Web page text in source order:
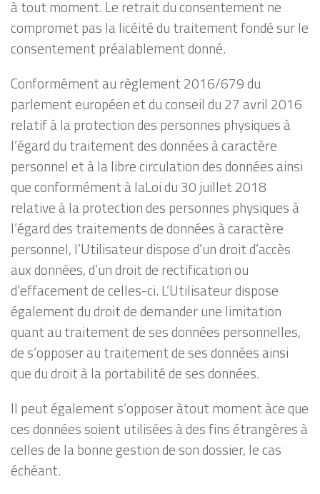
à tout moment. Le retrait du consentement ne
compromet pas la licéité du traitement fondé sur le
consentement préalablement donné.
Conformément au règlement 2016/679 du
parlement européen et du conseil du 27 avril 2016
relatif à la protection des personnes physiques à
l’égard du traitement des données à caractère
personnel et à la libre circulation des données ainsi
que conformément à laLoi du 30 juillet 2018
relative à la protection des personnes physiques à
l’égard des traitements de données à caractère
personnel, l’Utilisateur dispose d’un droit d’accès
aux données, d’un droit de rectification ou
d’effacement de celles-ci. L’Utilisateur dispose
également du droit de demander une limitation
quant au traitement de ses données personnelles,
de s’opposer au traitement de ses données ainsi
que du droit à la portabilité de ses données.
Il peut également s’opposer àtout moment àce que
ces données soient utilisées à des fins étrangères à
celles de la bonne gestion de son dossier, le cas
échéant.